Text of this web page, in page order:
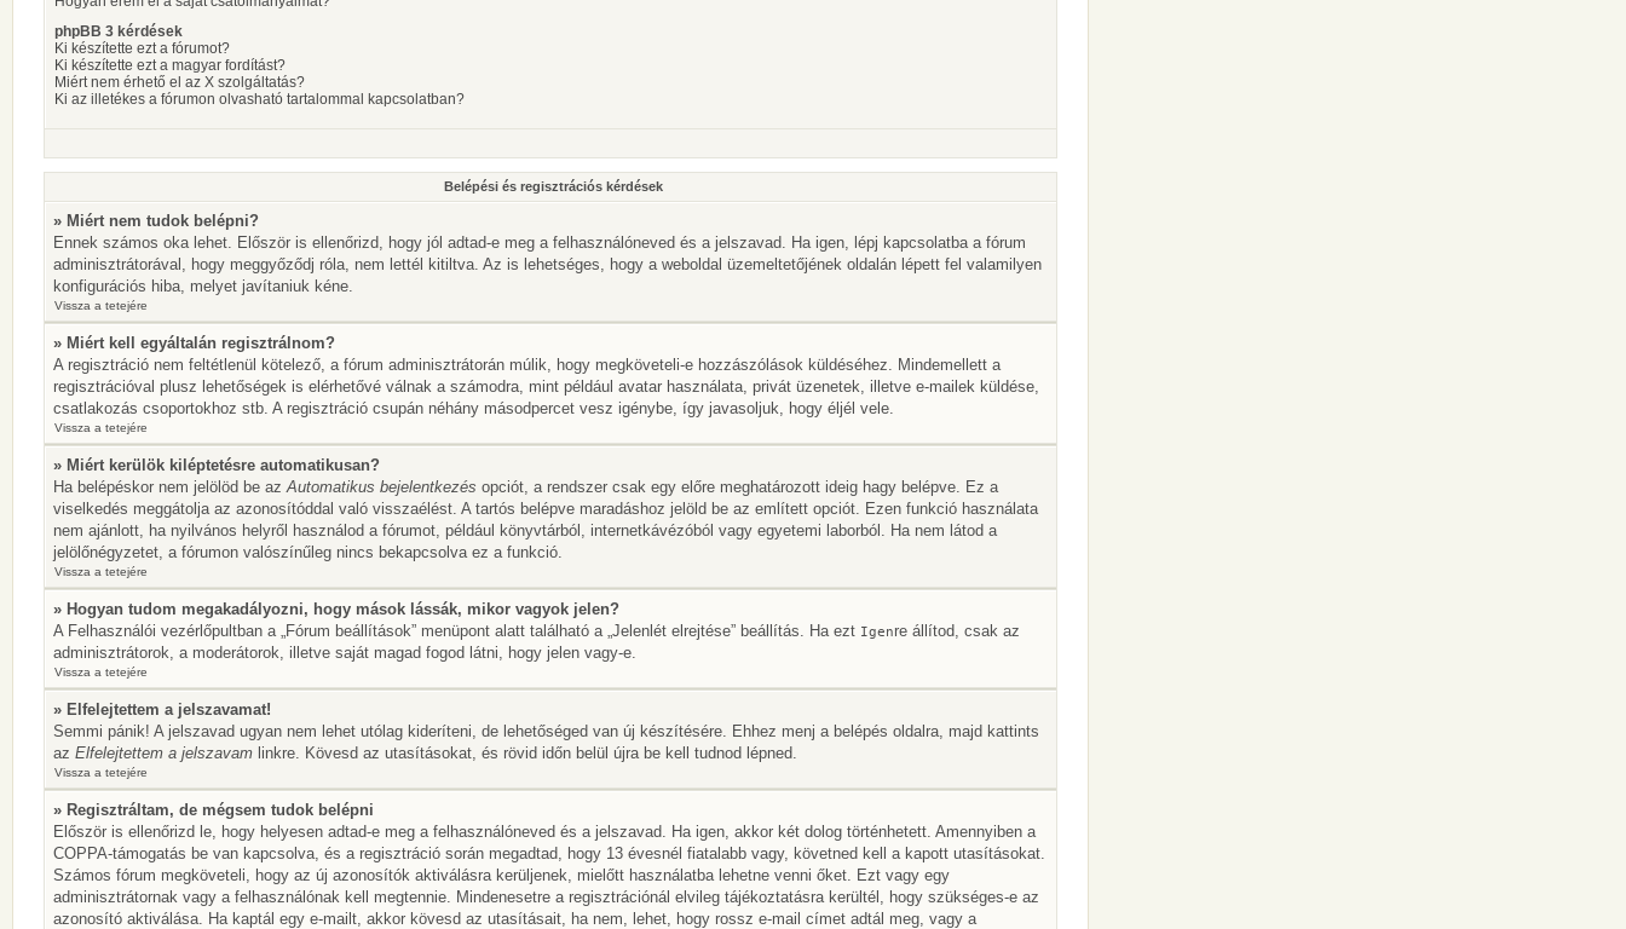
phpBB 3 kérdések
Ki készítette ezt a fórumot?
Ki készítette ezt a magyar fordítást?
Miért nem érhető el az X szolgáltatás?
Ki az illetékes a fórumon olvasható tartalommal kapcsolatban?
Belépési és regisztrációs kérdések
» Miért nem tudok belépni?
Ennek számos oka lehet. Először is ellenőrizd, hogy jól adtad-e meg a felhasználóneved és a jelszavad. Ha igen, lépj kapcsolatba a fórum
adminisztrátorával, hogy meggyőződj róla, nem lettél kitiltva. Az is lehetséges, hogy a weboldal üzemeltetőjének oldalán lépett fel valamilyen
konfigurációs hiba, melyet javítaniuk kéne.
Vissza a tetejére
» Miért kell egyáltalán regisztrálnom?
A regisztráció nem feltétlenül kötelező, a fórum adminisztrátorán múlik, hogy megköveteli-e hozzászólások küldéséhez. Mindemellett a
regisztrációval plusz lehetőségek is elérhetővé válnak a számodra, mint például avatar használata, privát üzenetek, illetve e-mailek küldése,
csatlakozás csoportokhoz stb. A regisztráció csupán néhány másodpercet vesz igénybe, így javasoljuk, hogy éljél vele.
Vissza a tetejére
» Miért kerülök kiléptetésre automatikusan?
Ha belépéskor nem jelölöd be azAutomatikus bejelentkezés opciót, a rendszer csak egy előre meghatározott ideig hagy belépve. Ez a
viselkedés meggátolja az azonosítóddal való visszaélést. A tartós belépve maradáshoz jelöld be az említett opciót. Ezen funkció használata
nem ajánlott, ha nyilvános helyről használod a fórumot, például könyvtárból, internetkávézóból vagy egyetemi laborból. Ha nem látod a
jelölőnégyzetet, a fórumon valószínűleg nincs bekapcsolva ez a funkció.
Vissza a tetejére
» Hogyan tudom megakadályozni, hogy mások lássák, mikor vagyok jelen?
A Felhasználói vezérlőpultban a „Fórum beállítások” menüpont alatt található a „Jelenlét elrejtése” beállítás. Ha ezt Igenre állítod, csak az
adminisztrátorok, a moderátorok, illetve saját magad fogod látni, hogy jelen vagy-e.
Vissza a tetejére
» Elfelejtettem a jelszavamat!
Semmi pánik! A jelszavad ugyan nem lehet utólag kideríteni, de lehetőséged van új készítésére. Ehhez menj a belépés oldalra, majd kattints
az Elfelejtettem a jelszavam linkre. Kövesd az utasításokat, és rövid időn belül újra be kell tudnod lépned.
Vissza a tetejére
» Regisztráltam, de mégsem tudok belépni
Először is ellenőrizd le, hogy helyesen adtad-e meg a felhasználóneved és a jelszavad. Ha igen, akkor két dolog történhetett. Amennyiben a
COPPA-támogatás be van kapcsolva, és a regisztráció során megadtad, hogy 13 évesnél fiatalabb vagy, követned kell a kapott utasításokat.
Számos fórum megköveteli, hogy az új azonosítók aktiválásra kerüljenek, mielőtt használatba lehetne venni őket. Ezt vagy egy
adminisztrátornak vagy a felhasználónak kell megtennie. Mindenesetre a regisztrációnál elvileg tájékoztatásra kerültél, hogy szükséges-e az
azonosító aktiválása. Ha kaptál egy e-mailt, akkor kövesd az utasításait, ha nem, lehet, hogy rossz e-mail címet adtál meg, vagy a